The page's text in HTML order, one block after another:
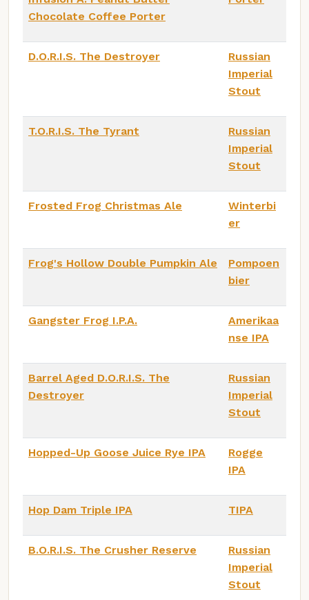
Chocolate Coffee Porter
D.O.R.I.S. The Destroyer
Russian
Imperial
Stout
T.O.R.I.S. The Tyrant
Russian
Imperial
Stout
Frosted Frog Christmas Ale
Winterbi
er
Frog's Hollow Double Pumpkin Ale
Pompoen
bier
Gangster Frog I.P.A.
Amerikaa
nse IPA
Barrel Aged D.O.R.I.S. The
Destroyer
Russian
Imperial
Stout
Hopped-Up Goose Juice Rye IPA
Rogge
IPA
Hop Dam Triple IPA TIPA
B.O.R.I.S. The Crusher Reserve
Russian
Imperial
Stout